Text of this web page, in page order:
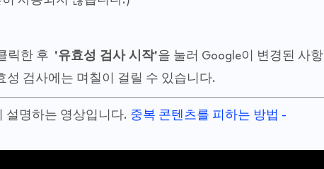
릭한 후 '유효성 검사 시작'을 눌러 Google이 변경된 사항
검사에는 며칠이 걸릴 수 있습니다.
설명하는 영상입니다. 중복 콘텐츠를 피하는 방법 -